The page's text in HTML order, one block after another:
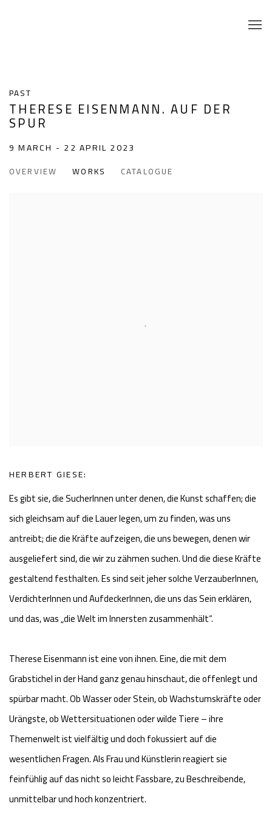
PAST
THERESE EISENMANN. AUF DER
SPUR
9 MARCH - 22 APRIL 2023
OVERVIEW WORKS CATALOGUE
HERBERT GIESE:
Es gibt sie, die SucherInnen unter denen, die Kunst schaffen; die
sich gleichsam auf die Lauer legen, um zu finden, was uns
antreibt; die die Kräfte aufzeigen, die uns bewegen, denen wir
ausgeliefert sind, die wir zu zähmen suchen. Und die diese Kräfte
gestaltend festhalten. Es sind seit jeher solche VerzauberInnen,
VerdichterInnen und AufdeckerInnen, die uns das Sein erklären,
und das, was „die Welt im Innersten zusammenhält“.
Therese Eisenmann ist eine von ihnen. Eine, die mit dem
Grabstichel in der Hand ganz genau hinschaut, die offenlegt und
spürbar macht. Ob Wasser oder Stein, ob Wachstumskräfte oder
Urängste, ob Wettersituationen oder wilde Tiere – ihre
Themenwelt ist vielfältig und doch fokussiert auf die
wesentlichen Fragen. Als Frau und Künstlerin reagiert sie
feinfühlig auf das nicht so leicht Fassbare, zu Beschreibende,
unmittelbar und hoch konzentriert.